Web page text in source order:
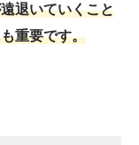
退いていくこと
重要です。